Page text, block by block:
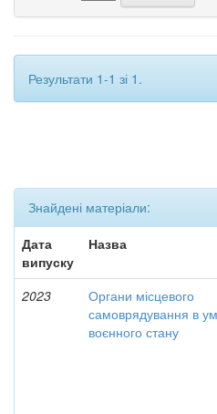
Результати 1-1 зі 1.
Знайдені матеріали:
Дата
випуску
Назва
2023
Органи місцевого
самоврядування в
воєнного стану